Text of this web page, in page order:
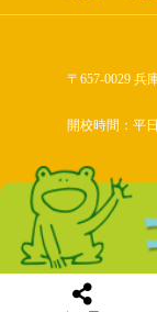
〒657-0029 兵
開校時間：平